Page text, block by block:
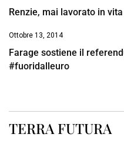
Renzie, mai lavorato in
Ottobre 13, 2014
Farage sostiene il
#fuoridalleuro
TERRA FUTURA